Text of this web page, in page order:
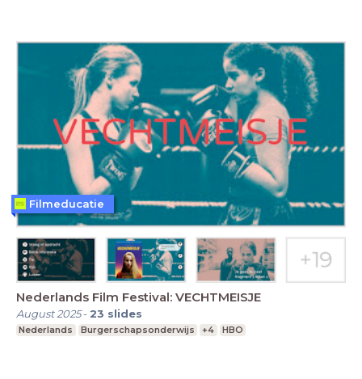
Nederlands Film Festival: VECHTMEISJE
August 2025- 23 slides
Nederlands Burgerschapsonderwijs +4 HBO
Filmeducatie